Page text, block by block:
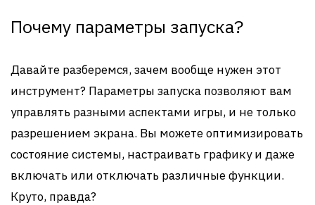
Почему параметры запуска?
Давайте разберемся, зачем вообще нужен этот
инструмент? Параметры запуска позволяют вам
управлять разными аспектами игры, и не только
разрешением экрана. Вы можете оптимизировать
состояние системы, настраивать графику и даже
включать или отключать различные функции.
Круто, правда?